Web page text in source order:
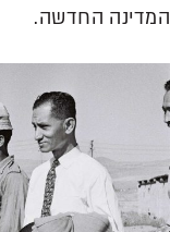
המדינה החדשה.